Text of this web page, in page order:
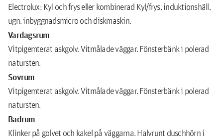
Electrolux; Kyl och frys eller kombinerad Kyl/frys, induktionshäll,
ugn, inbyggnadsmicro och diskmaskin.
Vardagsrum
Vitpigemterat askgolv. Vitmålade väggar. Fönsterbänk i polerad
natursten.
Sovrum
Vitpigemterat askgolv. Vitmålade väggar. Fönsterbänk i polerad
natursten.
Badrum
Klinker på golvet och kakel på väggarna. Halvrunt duschhörn i